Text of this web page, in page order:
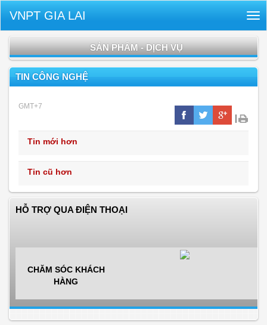
VNPT GIA LAI
SẢN PHẨM - DỊCH VỤ
TIN CÔNG NGHỆ
GMT+7
|
Tin mới hơn
Tin cũ hơn
HỖ TRỢ QUA ĐIỆN THOẠI
CHĂM SÓC KHÁCH
HÀNG